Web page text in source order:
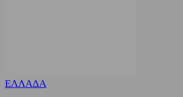
ΕΛΛΑΔΑ